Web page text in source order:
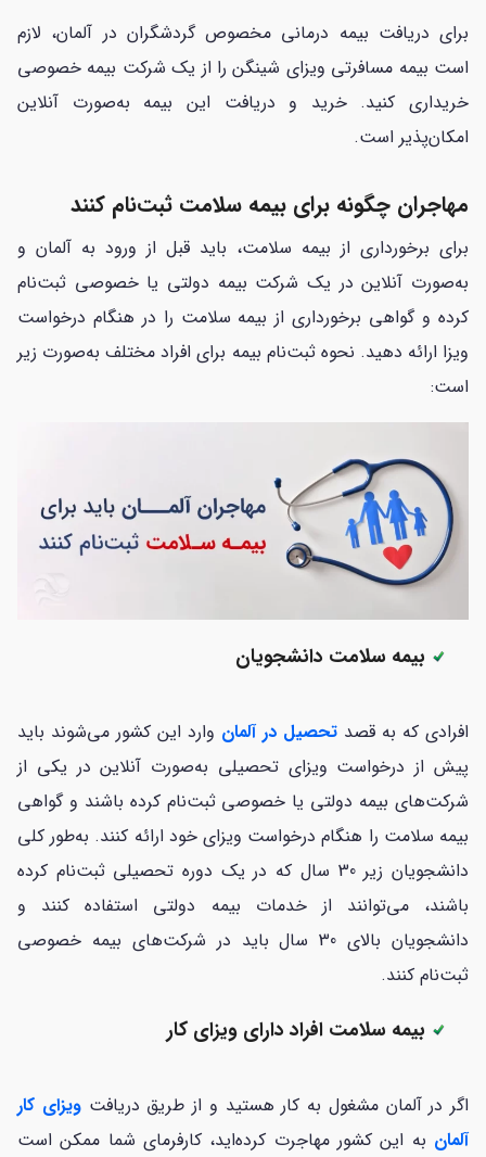
برای دریافت بیمه درمانی مخصوص گردشگران در آلمان، لازم
است بیمه مسافرتی ویزای شینگن را از یک شرکت بیمه خصوصی
خریداری کنید. خرید و دریافت این بیمه به‌صورت آنلاین
امکان‌پذیر است.
مهاجران چگونه برای بیمه سلامت ثبت‌نام کنند
برای برخورداری از بیمه سلامت، باید قبل از ورود به آلمان و
به‌صورت آنلاین در یک شرکت بیمه دولتی یا خصوصی ثبت‌نام
کرده و گواهی برخورداری از بیمه سلامت را در هنگام درخواست
ویزا ارائه دهید. نحوه ثبت‌نام بیمه برای افراد مختلف به‌صورت زیر
است:
بیمه سلامت دانشجویان
افرادی که به قصد تحصیل در آلمان وارد این کشور می‌شوند باید
پیش از درخواست ویزای تحصیلی به‌صورت آنلاین در یکی از
شرکت‌های بیمه دولتی یا خصوصی ثبت‌نام کرده باشند و گواهی
بیمه سلامت را هنگام درخواست ویزای خود ارائه کنند. به‌طور کلی
دانشجویان زیر 30 سال که در یک دوره تحصیلی ثبت‌نام کرده
باشند، می‌توانند از خدمات بیمه دولتی استفاده کنند و
دانشجویان بالای 30 سال باید در شرکت‌های بیمه خصوصی
ثبت‌نام کنند.
بیمه سلامت افراد دارای ویزای کار
اگر در آلمان مشغول به کار هستید و از طریق دریافتویزای کار
آلمان به این کشور مهاجرت کرده‌اید، کارفرمای شما ممکن است